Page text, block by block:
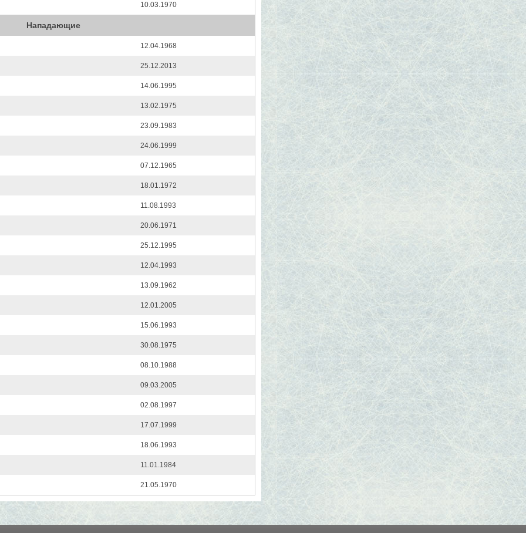
10.03.1970
Нападающие
12.04.1968
25.12.2013
14.06.1995
13.02.1975
23.09.1983
24.06.1999
07.12.1965
18.01.1972
11.08.1993
20.06.1971
25.12.1995
12.04.1993
13.09.1962
12.01.2005
15.06.1993
30.08.1975
08.10.1988
09.03.2005
02.08.1997
17.07.1999
18.06.1993
11.01.1984
21.05.1970